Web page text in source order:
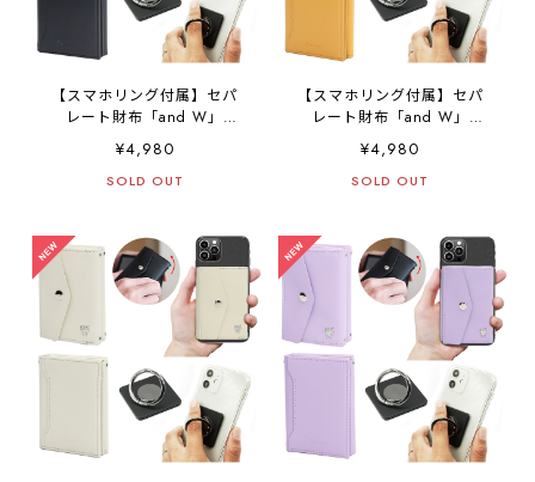
【スマホリング付属】セパ
レート財布「and W」
separate 財布 スマホショル
ダー ミニマム ミニマル 三
つ折り財布 スマホ財布 レザ
Android カード収納 小銭入
れ 大容量 極薄 コンパクト
高級 コンパクト財布 ミニ財
布 SANBASHI （PU・ブラ
¥4,980
SOLD OUT
【スマホリング付属】セパ
レート財布「and W」
separate 財布 スマホショル
ダー ミニマム ミニマル 三
つ折り財布 スマホ財布 レザ
Android カード収納 小銭入
れ 大容量 極薄 コンパクト
高級 コンパクト財布 ミニ財
布 SANBASHI （PU・キャ
¥4,980
SOLD OUT